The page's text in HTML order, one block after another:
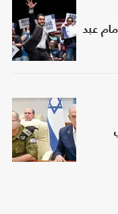
عبد